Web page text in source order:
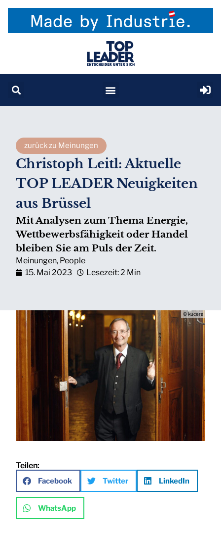
zurück zu Meinungen
Christoph Leitl: Aktuelle
TOP LEADER Neuigkeiten
aus Brüssel
Mit Analysen zum Thema Energie,
Wettbewerbsfähigkeit oder Handel
bleiben Sie am Puls der Zeit.
Meinungen, People
15. Mai 2023
Lesezeit: 2 Min
© kucera
Teilen:
Facebook Twitter LinkedIn
WhatsApp